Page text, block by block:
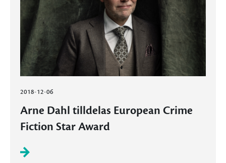
2018-12-06
Arne Dahl tilldelas European Crime
Fiction Star Award